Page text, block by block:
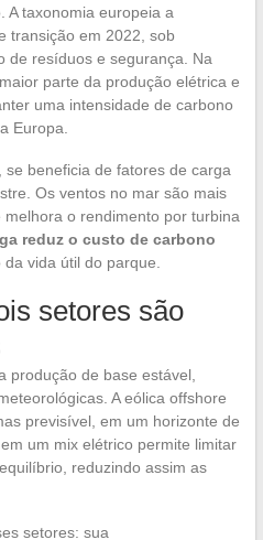
A taxonomia europeia a
transição em 2022, sob
de resíduos e segurança. Na
parte da produção elétrica e
uma intensidade de carbono
Europa.
beneficia de fatores de carga
Os ventos no mar são mais
o rendimento por turbina
reduz o custo de carbono
vida útil do parque.
setores são
produção de base estável,
A eólica offshore
previsível, em um horizonte de
um mix elétrico permite limitar
reduzindo assim as
setores: sua